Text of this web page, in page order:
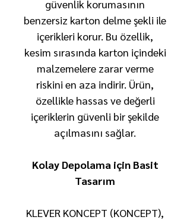
güvenlik korumasının
benzersiz karton delme şekli ile
içerikleri korur. Bu özellik,
kesim sırasında karton içindeki
malzemelere zarar verme
riskini en aza indirir. Ürün,
özellikle hassas ve değerli
içeriklerin güvenli bir şekilde
açılmasını sağlar.
Kolay Depolama için Basit
Tasarım
KLEVER KONCEPT (KONCEPT),